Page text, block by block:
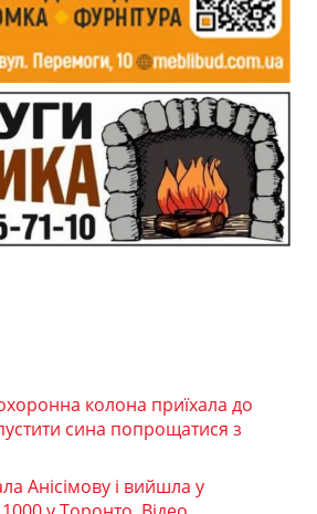
колона приїхала до
сина попрощатися з
Анісімову і вийшла у